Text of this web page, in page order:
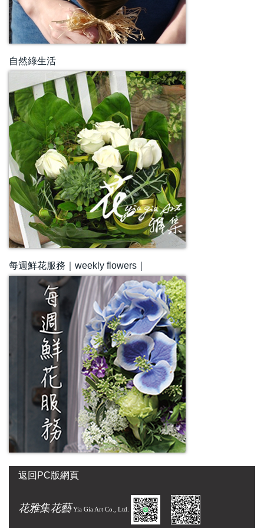
自然綠生活
每週鮮花服務｜weekly flowers｜
返回PC版網頁
花雅集花藝Yia Gia Art Co., Ltd.